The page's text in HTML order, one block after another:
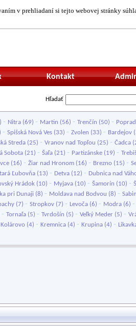
v prehliadaní si tejto webovej stránky
Kontakt
Hľadať
- Nitra (69) - Martin (56) - Trenčín (50) - Poprad
- Spišská Nová Ves (33) - Zvolen (33) - Bardejov
Streda (25) - Vranov nad Topľou (25) - Čadca
Sobota (21) - Šaľa (21) - Partizánske (19) -
(16) - Žiar nad Hronom (16) - Brezno (15) -
Ľubovňa (13) - Detva (12) - Dubnica nad
Hrádok (10) - Myjava (10) - Šamorín (10) -
pri Dunaji (8) - Moldava nad Bodvou (8) -
(7) - Stropkov (7) - Levoča (6) - Modra (6) -
- Tornaľa (5) - Tvrdošín (5) - Veľký Meder (5) -
Kolárovo (4) - Kremnica (4) - Krupina (4) -